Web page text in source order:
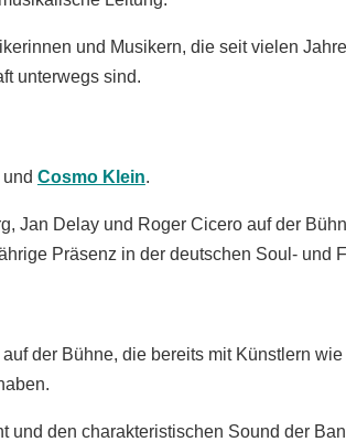
und Musikern, die seit vielen
unterwegs sind.
Cosmo Klein.
Jan Delay und Roger Ciceroauf der
Präsenz in der deutschen Soul- und
der Bühne, die bereits mit Künstlern wie
und den charakteristischen Sound der